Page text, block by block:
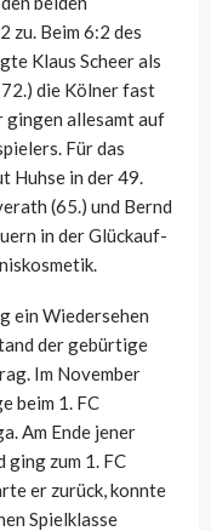
zu. Beim 6:2 des
Klaus Scheer als
die Kölner fast
allesamt auf
Für das
Huhse in der 49.
(65.) und Bernd
in der Glückauf-
ein Wiedersehen
der gebürtige
Im November
beim 1. FC
Am Ende jener
zum 1. FC
er zurück, konnte
Spielklasse